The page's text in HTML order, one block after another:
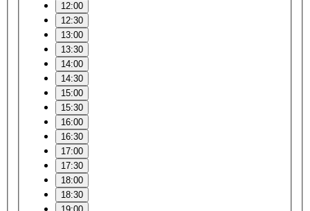
12:00
12:30
13:00
13:30
14:00
14:30
15:00
15:30
16:00
16:30
17:00
17:30
18:00
18:30